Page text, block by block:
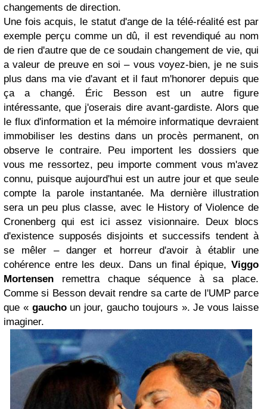
changements de direction.
Une fois acquis, le statut d'ange de la télé-réalité est par
exemple perçu comme un dû, il est revendiqué au nom
de rien d'autre que de ce soudain changement de vie, qui
a valeur de preuve en soi – vous voyez-bien, je ne suis
plus dans ma vie d'avant et il faut m'honorer depuis que
ça a changé. Éric Besson est un autre figure
intéressante, que j'oserais dire avant-gardiste. Alors que
le flux d'information et la mémoire informatique devraient
immobiliser les destins dans un procès permanent, on
observe le contraire. Peu importent les dossiers que
vous me ressortez, peu importe comment vous m'avez
connu, puisque aujourd'hui est un autre jour et que seule
compte la parole instantanée. Ma dernière illustration
sera un peu plus classe, avec le History of Violence de
Cronenberg qui est ici assez visionnaire. Deux blocs
d'existence supposés disjoints et successifs tendent à
se mêler – danger et horreur d'avoir à établir une
cohérence entre les deux. Dans un final épique, Viggo
Mortensen remettra chaque séquence à sa place.
Comme si Besson devait rendre sa carte de l'UMP parce
que « gauchoun jour, gaucho toujours ». Je vous laisse
imaginer.